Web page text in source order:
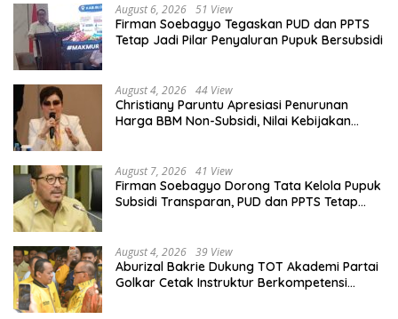
August 6, 2026 51 View
Firman Soebagyo Tegaskan PUD dan PPTS
Tetap Jadi Pilar Penyaluran Pupuk Bersubsidi
August 4, 2026 44 View
Christiany Paruntu Apresiasi Penurunan
Harga BBM Non-Subsidi, Nilai Kebijakan
August 7, 2026 41 View
Firman Soebagyo Dorong Tata Kelola Pupuk
Subsidi Transparan, PUD dan PPTS Tetap
August 4, 2026 39 View
Aburizal Bakrie Dukung TOT Akademi Partai
Golkar Cetak Instruktur Berkompetensi